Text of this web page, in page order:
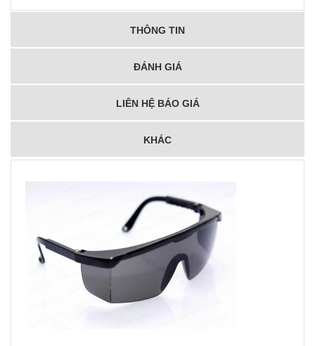
THÔNG TIN
ĐÁNH GIÁ
LIÊN HỆ BÁO GIÁ
KHÁC